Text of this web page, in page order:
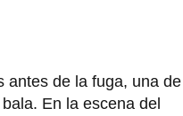
antes de la fuga, una de
En la escena del